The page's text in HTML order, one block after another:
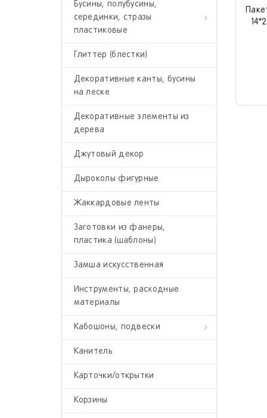
Бусины граненые "Капля"
Бусины граненые 10 мм
Бусины граненые 2-3 мм
Бусины граненые 4 мм
Бусины граненые 8 мм
Бусины круглые стекло
Бусины, полубусины,
серединки, стразы
пластиковые
Бусины граненые,
Бусины под жемчуг
Полубусины под жемчуг
Глиттер (блестки)
Декоративные канты, бусины
на леске
Декоративные элементы из
дерева
Джутовый декор
Дыроколы фигурные
Жаккардовые ленты
Заготовки из фанеры,
пластика (шаблоны)
Замша искусственная
Инструменты, расходные
материалы
Кабошоны, подвески
Кабошоны деревянные
Кабошоны камея, кабошоны
Канитель
Карточки/открытки
Корзины